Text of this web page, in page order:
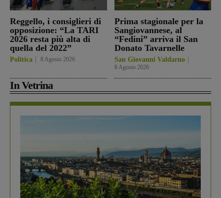
Reggello, i consiglieri di
opposizione: “La TARI
2026 resta più alta di
quella del 2022”
Politica 8 Agosto 2026
Prima stagionale per la
Sangiovannese, al
“Fedini” arriva il San
Donato Tavarnelle
San Giovanni Valdarno
8 Agosto 2026
In Vetrina